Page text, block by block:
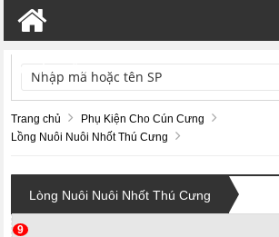
TÌM KIẾM
Trang chủ
Phụ Kiện Cho Cún Cưng
Lồng Nuôi Nuôi Nhốt Thú Cưng
Lòng Nuôi Nuôi Nhốt Thú Cưng
9